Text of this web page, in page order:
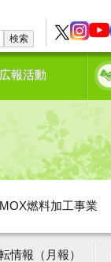
検索
広報活動
MOX燃料加工事業
情報（月報）